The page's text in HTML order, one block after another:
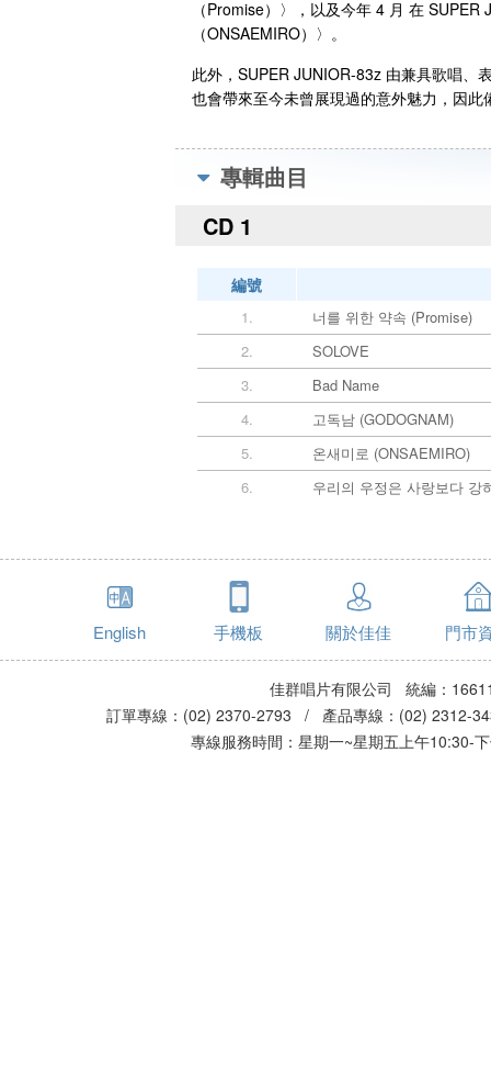
（Promise）〉，以及今年 4 月 在
（ONSAEMIRO）〉。
此外，SUPER JUNIOR-83z 由兼具歌唱、
也會帶來至今未曾展現過的意外魅力，因此
專輯曲目
CD 1
編號
1.
너를 위한 약속 (Promise)
2.
SOLOVE
3.
Bad Name
4.
고독남 (GODOGNAM)
5.
온새미로 (ONSAEMIRO)
6.
우리의 우정은 사랑보다 강
English 手機板 關於佳佳 門市
佳群唱片有限公司 統編：
訂單專線：(02) 2370-2793 / 產品專線：(02)
專線服務時間：星期一~星期五上午10:30-